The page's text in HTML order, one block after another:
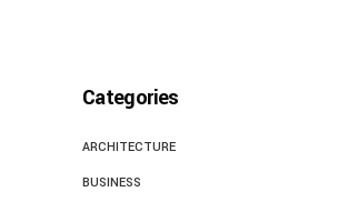
Categories
ARCHITECTURE
BUSINESS